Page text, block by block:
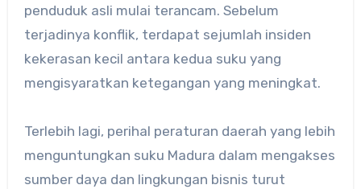
penduduk asli mulai terancam. Sebelum
terjadinya konflik, terdapat sejumlah insiden
kekerasan kecil antara kedua suku yang
mengisyaratkan ketegangan yang meningkat.
Terlebih lagi, perihal peraturan daerah yang lebih
menguntungkan suku Madura dalam mengakses
sumber daya dan lingkungan bisnis turut